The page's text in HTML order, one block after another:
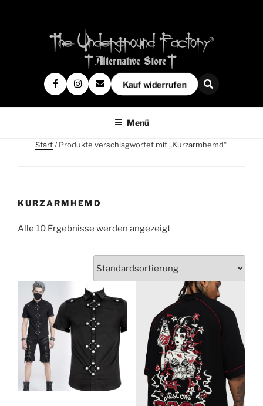
Kauf widerrufen
Menü
Start/ Produkte verschlagwortet mit „Kurzarmhemd“
KURZARMHEMD
Alle 10 Ergebnisse werden angezeigt